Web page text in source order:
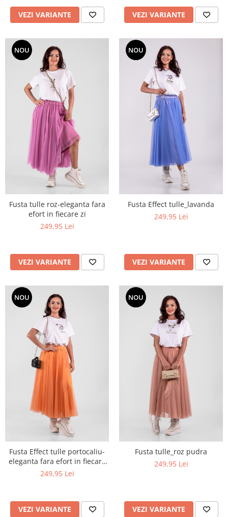
VEZI VARIANTE VEZI VARIANTE
NOU
Fusta tulle roz-eleganta fara
efort in fiecare zi
249,95 Lei
VEZI VARIANTE
NOU
Fusta Effect tulle_lavanda
249,95 Lei
VEZI VARIANTE
NOU
Fusta Effect tulle portocaliu-
eleganta fara efort in fiecare
zi
249,95 Lei
VEZI VARIANTE
NOU
Fusta tulle_roz pudra
249,95 Lei
VEZI VARIANTE